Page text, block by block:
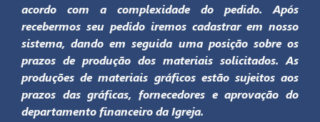
acordo com a complexidade do pedido. Após
recebermos seu pedido iremos cadastrar em nosso
sistema, dando em seguida uma posição sobre os
prazos de produção dos materiais solicitados. As
produções de materiais gráficos estão sujeitos aos
prazos das gráficas, fornecedores e aprovação do
departamento financeiro da Igreja.